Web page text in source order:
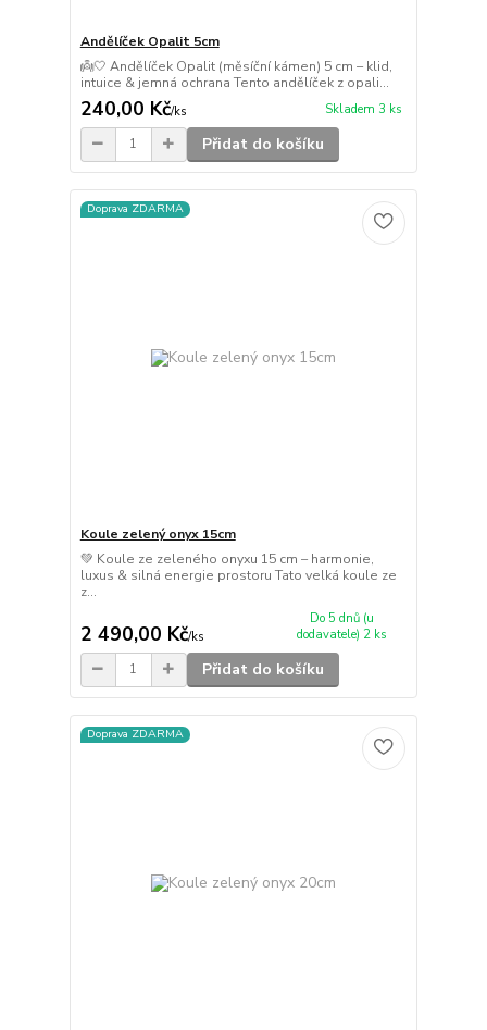
Andělíček Opalit 5cm
👼🤍 Andělíček Opalit (měsíční kámen) 5 cm – klid,
intuice & jemná ochrana Tento andělíček z opali...
240,00 Kč/ks Skladem 3 ks
Přidat do košíku
Doprava ZDARMA
Koule zelený onyx 15cm
💚 Koule ze zeleného onyxu 15 cm – harmonie,
luxus & silná energie prostoru Tato velká koule ze
z...
2 490,00 Kč/ks
Do 5 dnů (u
dodavatele) 2 ks
Přidat do košíku
Doprava ZDARMA